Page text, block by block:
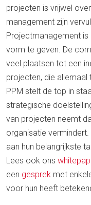
projecten is vrijwel
management zijn
Projectmanagement
vorm te geven. De
veel plaatsen tot een
projecten, die
PPM stelt de top in
strategische
van projecten neemt
organisatie
aan hun belangrijkste
Lees ook ons
een gesprek met
voor hun heeft